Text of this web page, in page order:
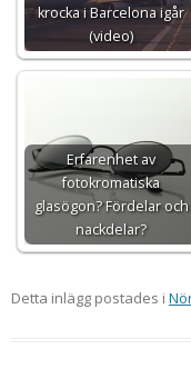
krocka i Barcelona igår
(video)
Erfarenhet av
fotokromatiska
glasögon? Fördelar och
nackdelar?
Detta inlägg postades i